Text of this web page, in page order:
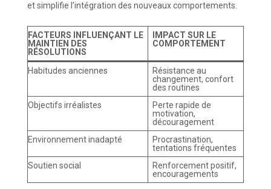
et simplifie l’intégration des nouveaux comportements.
FACTEURS INFLUENÇANT LE
MAINTIEN DES
RÉSOLUTIONS
IMPACT SUR LE
COMPORTEMENT
Habitudes anciennes
Résistance au
changement, confort
des routines
Objectifs irréalistes
Perte rapide de
motivation,
découragement
Environnement inadapté
Procrastination,
tentations fréquentes
Soutien social
Renforcement positif,
encouragements